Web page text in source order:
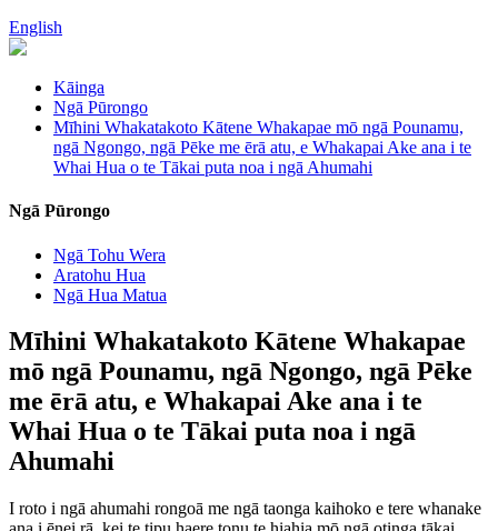
English
Kāinga
Ngā Pūrongo
Mīhini Whakatakoto Kātene Whakapae mō ngā Pounamu,
ngā Ngongo, ngā Pēke me ērā atu, e Whakapai Ake ana i te
Whai Hua o te Tākai puta noa i ngā Ahumahi
Ngā Pūrongo
Ngā Tohu Wera
Aratohu Hua
Ngā Hua Matua
Mīhini Whakatakoto Kātene Whakapae
mō ngā Pounamu, ngā Ngongo, ngā Pēke
me ērā atu, e Whakapai Ake ana i te
Whai Hua o te Tākai puta noa i ngā
Ahumahi
I roto i ngā ahumahi rongoā me ngā taonga kaihoko e tere whanake